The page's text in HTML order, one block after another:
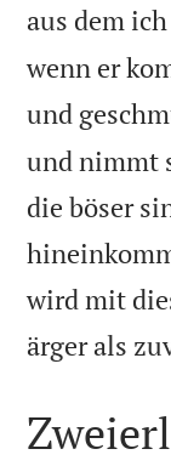
aus dem
wenn er
und
und nimmt
die böser
wird mit
ärger als